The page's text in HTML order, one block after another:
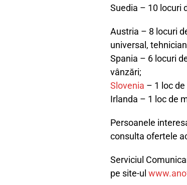
Suedia – 10 locuri
Austria – 8 locuri
universal,
Spania – 6 locuri
vânzări;
Slovenia – 1 loc
Irlanda – 1 loc de
Persoanele
consulta ofertele
Serviciul
pe site-ul